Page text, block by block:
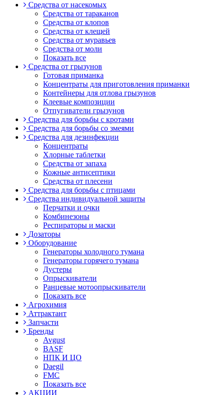
Средства от насекомых
Средства от тараканов
Средства от клопов
Средства от клещей
Средства от муравьев
Средства от моли
Показать все
Средства от грызунов
Готовая приманка
Концентраты для приготовления приманки
Контейнеры для отлова грызунов
Клеевые композиции
Отпугиватели грызунов
Средства для борьбы с кротами
Средства для борьбы со змеями
Средства для дезинфекции
Концентраты
Хлорные таблетки
Средства от запаха
Кожные антисептики
Средства от плесени
Средства для борьбы с птицами
Средства индивидуальной защиты
Перчатки и очки
Комбинезоны
Респираторы и маски
Дозаторы
Оборудование
Генераторы холодного тумана
Генераторы горячего тумана
Дустеры
Опрыскиватели
Ранцевые мотоопрыскиватели
Показать все
Агрохимия
Аттрактант
Запчасти
Бренды
Avgust
BASF
НПК И ЦО
Daegil
FMC
Показать все
АКЦИИ